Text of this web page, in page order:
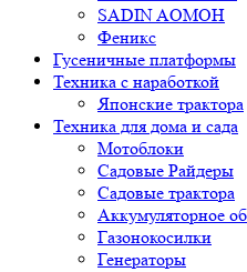
SADIN AOMOH
Феникс
Гусеничные платформы
Техника с наработкой
Японские трактора
Техника для дома и сада
Мотоблоки
Садовые Райдеры
Садовые трактора
Аккумуляторное
Газонокосилки
Генераторы